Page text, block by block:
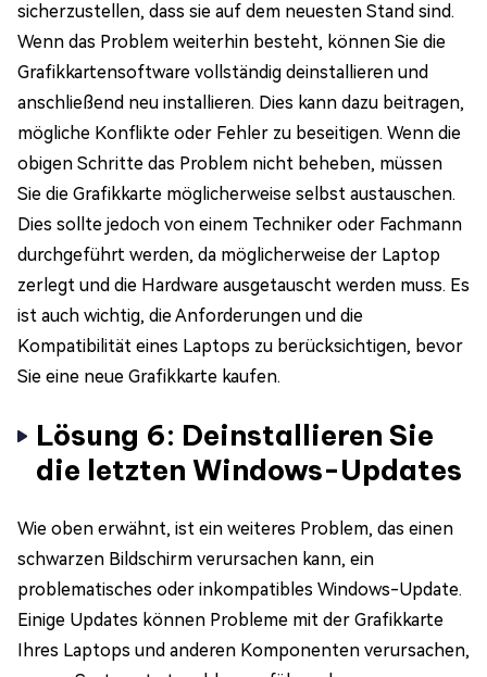
sicherzustellen, dass sie auf dem neuesten Stand sind.
Wenn das Problem weiterhin besteht, können Sie die
Grafikkartensoftware vollständig deinstallieren und
anschließend neu installieren. Dies kann dazu beitragen,
mögliche Konflikte oder Fehler zu beseitigen. Wenn die
obigen Schritte das Problem nicht beheben, müssen
Sie die Grafikkarte möglicherweise selbst austauschen.
Dies sollte jedoch von einem Techniker oder Fachmann
durchgeführt werden, da möglicherweise der Laptop
zerlegt und die Hardware ausgetauscht werden muss. Es
ist auch wichtig, die Anforderungen und die
Kompatibilität eines Laptops zu berücksichtigen, bevor
Sie eine neue Grafikkarte kaufen.
Lösung 6: Deinstallieren Sie
die letzten Windows-Updates
Wie oben erwähnt, ist ein weiteres Problem, das einen
schwarzen Bildschirm verursachen kann, ein
problematisches oder inkompatibles Windows-Update.
Einige Updates können Probleme mit der Grafikkarte
Ihres Laptops und anderen Komponenten verursachen,